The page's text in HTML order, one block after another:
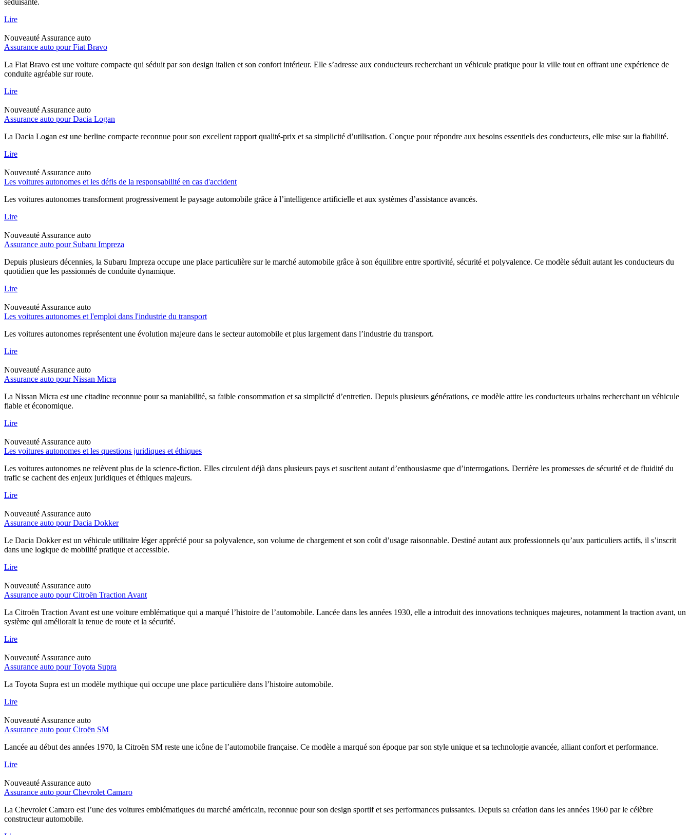
Lire
Nouveauté Assurance auto
Assurance auto pour Fiat Bravo
La Fiat Bravo est une voiture compacte qui séduit par son design italien et son confort intérieur. Elle s’adresse aux conducteurs recherchant un véhicule pratique pour la ville tout en offrant une expérience de
conduite agréable sur route.
Lire
Nouveauté Assurance auto
Assurance auto pour Dacia Logan
La Dacia Logan est une berline compacte reconnue pour son excellent rapport qualité-prix et sa simplicité d’utilisation. Conçue pour répondre aux besoins essentiels des conducteurs, elle mise sur la fiabilité.
Lire
Nouveauté Assurance auto
Les voitures autonomes et les défis de la responsabilité en cas d'accident
Les voitures autonomes transforment progressivement le paysage automobile grâce à l’intelligence artificielle et aux systèmes d’assistance avancés.
Lire
Nouveauté Assurance auto
Assurance auto pour Subaru Impreza
Depuis plusieurs décennies, la Subaru Impreza occupe une place particulière sur le marché automobile grâce à son équilibre entre sportivité, sécurité et polyvalence. Ce modèle séduit autant les conducteurs du
quotidien que les passionnés de conduite dynamique.
Lire
Nouveauté Assurance auto
Les voitures autonomes et l'emploi dans l'industrie du transport
Les voitures autonomes représentent une évolution majeure dans le secteur automobile et plus largement dans l’industrie du transport.
Lire
Nouveauté Assurance auto
Assurance auto pour Nissan Micra
La Nissan Micra est une citadine reconnue pour sa maniabilité, sa faible consommation et sa simplicité d’entretien. Depuis plusieurs générations, ce modèle attire les conducteurs urbains recherchant un véhicule
fiable et économique.
Lire
Nouveauté Assurance auto
Les voitures autonomes et les questions juridiques et éthiques
Les voitures autonomes ne relèvent plus de la science-fiction. Elles circulent déjà dans plusieurs pays et suscitent autant d’enthousiasme que d’interrogations. Derrière les promesses de sécurité et de fluidité du
trafic se cachent des enjeux juridiques et éthiques majeurs.
Lire
Nouveauté Assurance auto
Assurance auto pour Dacia Dokker
Le Dacia Dokker est un véhicule utilitaire léger apprécié pour sa polyvalence, son volume de chargement et son coût d’usage raisonnable. Destiné autant aux professionnels qu’aux particuliers actifs, il s’inscrit
dans une logique de mobilité pratique et accessible.
Lire
Nouveauté Assurance auto
Assurance auto pour Citroën Traction Avant
La Citroën Traction Avant est une voiture emblématique qui a marqué l’histoire de l’automobile. Lancée dans les années 1930, elle a introduit des innovations techniques majeures, notamment la traction avant, un
système qui améliorait la tenue de route et la sécurité.
Lire
Nouveauté Assurance auto
Assurance auto pour Toyota Supra
La Toyota Supra est un modèle mythique qui occupe une place particulière dans l’histoire automobile.
Lire
Nouveauté Assurance auto
Assurance auto pour Ciroën SM
Lancée au début des années 1970, la Citroën SM reste une icône de l’automobile française. Ce modèle a marqué son époque par son style unique et sa technologie avancée, alliant confort et performance.
Lire
Nouveauté Assurance auto
Assurance auto pour Chevrolet Camaro
La Chevrolet Camaro est l’une des voitures emblématiques du marché américain, reconnue pour son design sportif et ses performances puissantes. Depuis sa création dans les années 1960 par le célèbre
constructeur automobile.